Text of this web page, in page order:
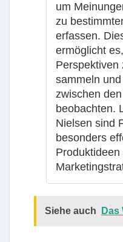
um
zu
erfassen.
ermöglicht
Perspektiven
sammeln
zwischen
beobachten.
Nielsen sind
besonders
Siehe auch Das